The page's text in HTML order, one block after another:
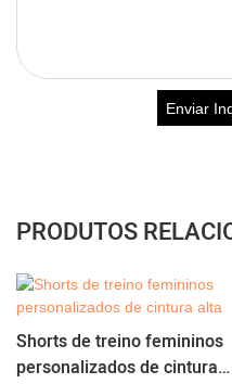
Enviar
PRODUTOS
Shorts de treino femininos
personalizados de cintura